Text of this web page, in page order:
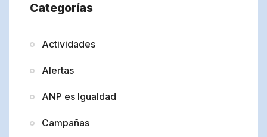
Categorías
Actividades
Alertas
ANP es Igualdad
Campañas